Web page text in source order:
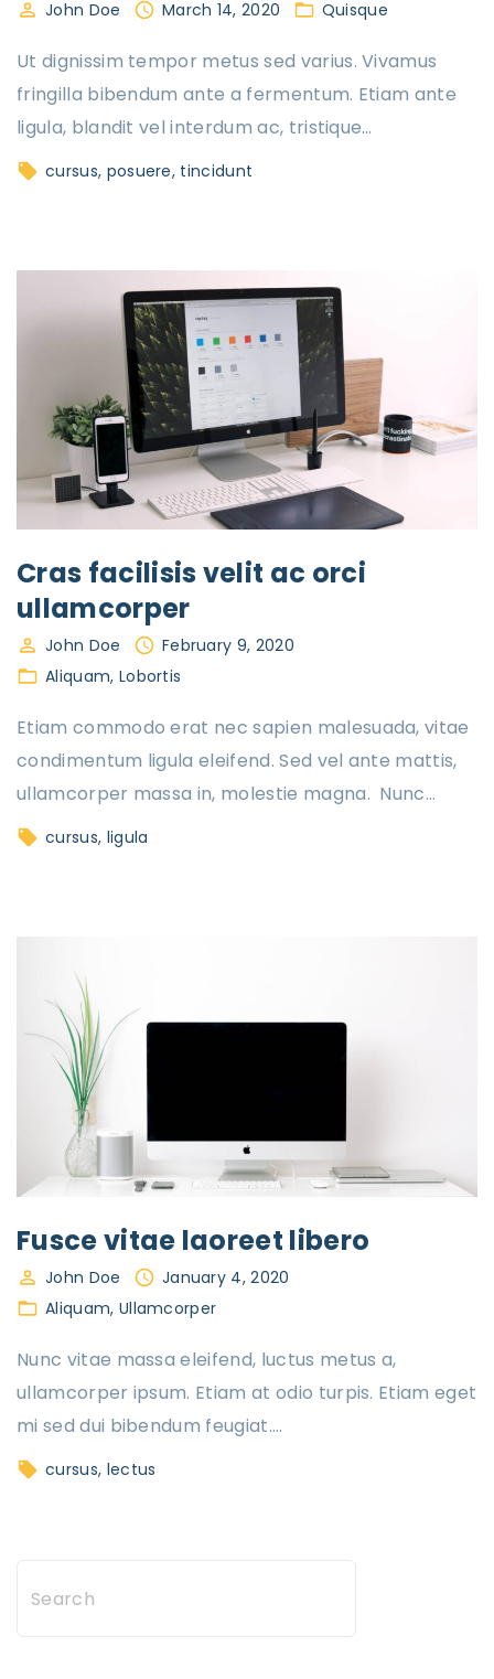
John Doe March 14, 2020 Quisque
Ut dignissim tempor metus sed varius. Vivamus
fringilla bibendum ante a fermentum. Etiam ante
ligula, blandit vel interdum ac, tristique…
cursus posuere tincidunt
Cras facilisis velit ac orci
ullamcorper
John Doe
February 9, 2020
Aliquam Lobortis
Etiam commodo erat nec sapien malesuada, vitae
condimentum ligula eleifend. Sed vel ante mattis,
ullamcorper massa in, molestie magna. Nunc…
cursus ligula
Fusce vitae laoreet libero
John Doe
January 4, 2020
Aliquam Ullamcorper
Nunc vitae massa eleifend, luctus metus a,
ullamcorper ipsum. Etiam at odio turpis. Etiam eget
mi sed dui bibendum feugiat.…
cursus lectus